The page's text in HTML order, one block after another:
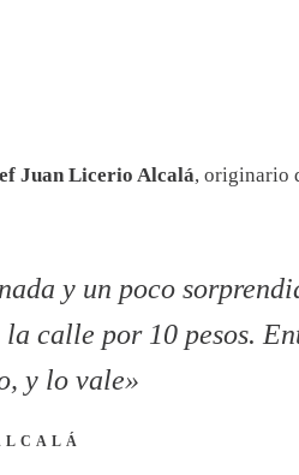
Juan Licerio Alcalá, originario
y un poco
calle por 10 pesos.
y lo vale»